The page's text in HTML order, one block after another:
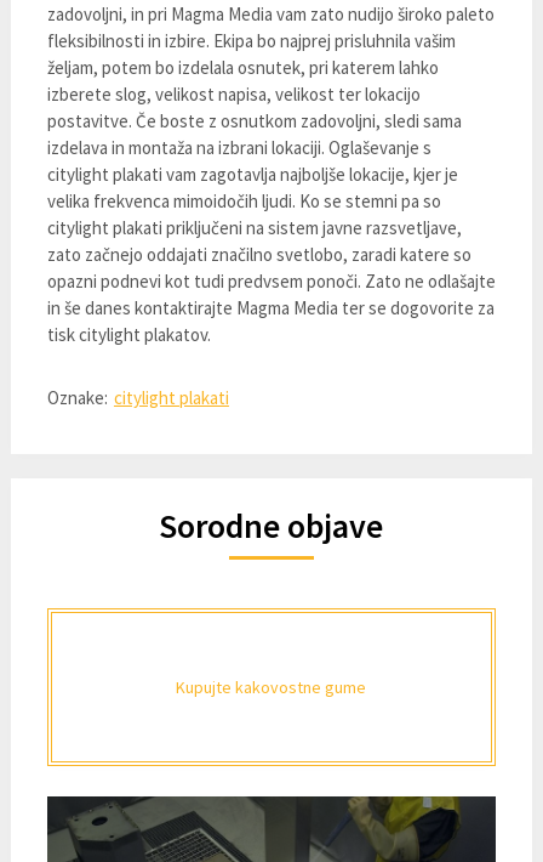
zadovoljni, in pri Magma Media vam zato nudijo široko paleto
fleksibilnosti in izbire. Ekipa bo najprej prisluhnila vašim
željam, potem bo izdelala osnutek, pri katerem lahko
izberete slog, velikost napisa, velikost ter lokacijo
postavitve. Če boste z osnutkom zadovoljni, sledi sama
izdelava in montaža na izbrani lokaciji. Oglaševanje s
citylight plakati vam zagotavlja najboljše lokacije, kjer je
velika frekvenca mimoidočih ljudi. Ko se stemni pa so
citylight plakati priključeni na sistem javne razsvetljave,
zato začnejo oddajati značilno svetlobo, zaradi katere so
opazni podnevi kot tudi predvsem ponoči. Zato ne odlašajte
in še danes kontaktirajte Magma Media ter se dogovorite za
tisk citylight plakatov.
Oznake: citylight plakati
Sorodne objave
Kupujte kakovostne gume